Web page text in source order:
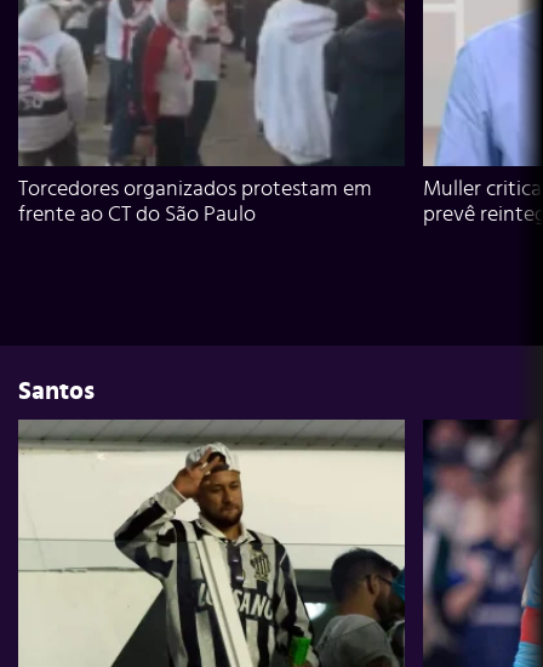
Torcedores organizados protestam em
frente ao CT do São Paulo
Muller
prevê
Santos